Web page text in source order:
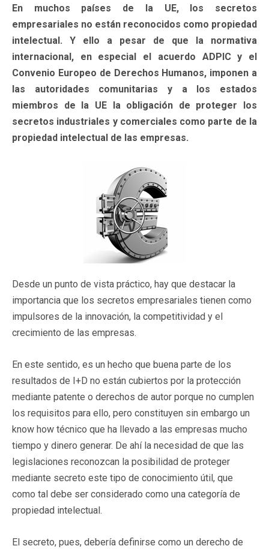
En muchos países de la UE, los secretos
empresariales no están reconocidos como propiedad
intelectual. Y ello a pesar de que la normativa
internacional, en especial el acuerdo ADPIC y el
Convenio Europeo de Derechos Humanos, imponen a
las autoridades comunitarias y a los estados
miembros de la UE la obligación de proteger los
secretos industriales y comerciales como parte de la
propiedad intelectual de las empresas.
Desde un punto de vista práctico, hay que destacar la
importancia que los secretos empresariales tienen como
impulsores de la innovación, la competitividad y el
crecimiento de las empresas.
En este sentido, es un hecho que buena parte de los
resultados de I+D no están cubiertos por la protección
mediante patente o derechos de autor porque no cumplen
los requisitos para ello, pero constituyen sin embargo un
know how técnico que ha llevado a las empresas mucho
tiempo y dinero generar. De ahí la necesidad de que las
legislaciones reconozcan la posibilidad de proteger
mediante secreto este tipo de conocimiento útil, que
como tal debe ser considerado como una categoría de
propiedad intelectual.
El secreto, pues, debería definirse como un derecho de